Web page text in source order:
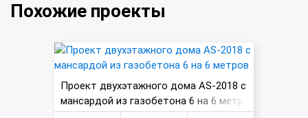
Похожие проекты
Проект двухэтажного дома AS-2018 с
мансардой из газобетона 6 на 6 метр